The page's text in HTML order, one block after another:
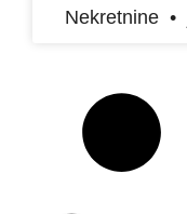
Nekretnine